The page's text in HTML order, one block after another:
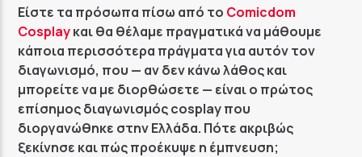
Είστε τα πρόσωπα πίσω από το Comicdom
Cosplayκαι θα θέλαμε πραγματικά να μάθουμε
κάποια περισσότερα πράγματα για αυτόν τον
διαγωνισμό, που — αν δεν κάνω λάθος και
μπορείτε να με διορθώσετε — είναι ο πρώτος
επίσημος διαγωνισμός cosplay που
διοργανώθηκε στην Ελλάδα. Πότε ακριβώς
ξεκίνησε και πώς προέκυψε η έμπνευση;